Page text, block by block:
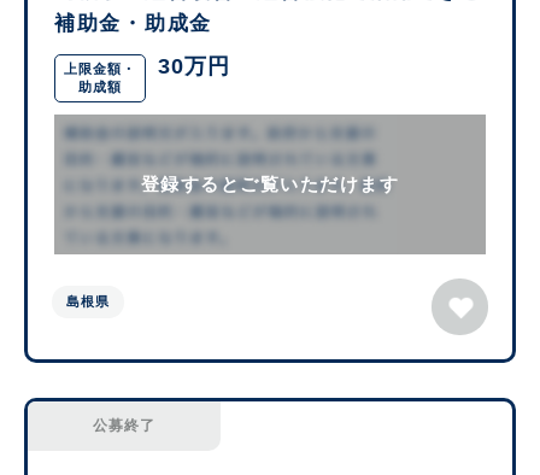
補助金・助成金
上限金額・
助成額
30万円
登録するとご覧いただけます
島根県
公募終了